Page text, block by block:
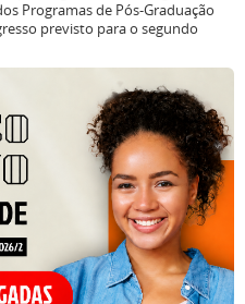
Programas de Pós-Graduação
previsto para o segundo